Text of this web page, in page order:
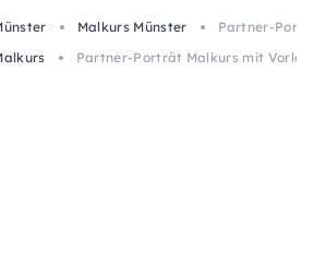
Malkurs Münster
Partner-
Partner-Porträt Malkurs mit